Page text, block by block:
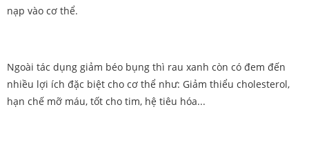
nạp vào cơ thể.
Ngoài tác dụng giảm béo bụng thì rau xanh còn có đem đến
nhiều lợi ích đặc biệt cho cơ thể như: Giảm thiểu cholesterol,
hạn chế mỡ máu, tốt cho tim, hệ tiêu hóa...